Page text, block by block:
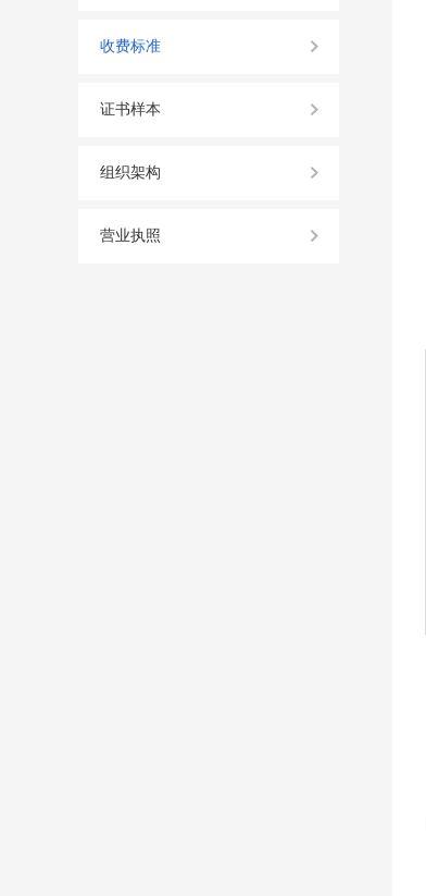
收费标准
证书样本
组织架构
营业执照